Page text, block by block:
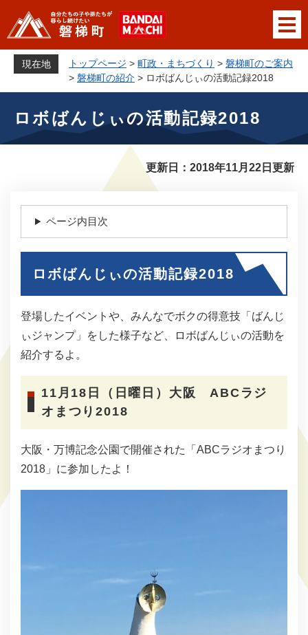
ジ
頭
。
メニューを飛ばして本文へ
現在地 トップページ > 町政・まちづくり > 磐梯町のご案内
> 磐梯町の紹介 > ロボばんじぃの活動記録2018
ロボばんじぃの活動記録2018
更新日：2018年11月22日更新
ページ内目次
ロボばんじぃの活動記録2018
登場したイベントや、みんなでボクの得意技「ばんじ
ぃジャンプ」をした様子など、ロボばんじぃの活動を
紹介するよ。
11月18日（日曜日）大阪 ABCラジ
オまつり2018
大阪・万博記念公園で開催された「ABCラジオまつり
2018」に参加したよ！